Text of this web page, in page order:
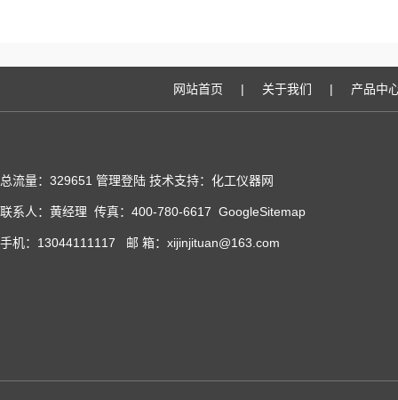
网站首页 | 关于我们 | 产品中
总流量：329651 管理登陆 技术支持：化工仪器网
联系人：黄经理 传真：400-780-6617 GoogleSitemap
手机：13044111117 邮 箱：xijinjituan@163.com